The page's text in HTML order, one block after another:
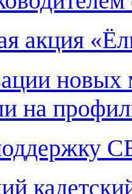
акция
на